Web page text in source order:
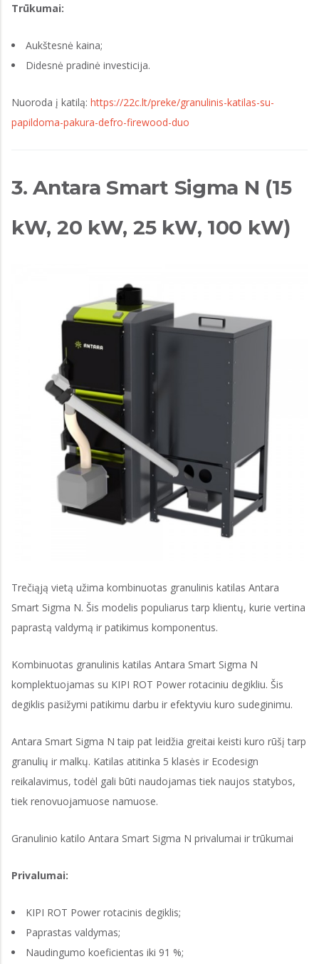
Trūkumai:
Aukštesnė kaina;
Didesnė pradinė investicija.
Nuoroda į katilą: https://22c.lt/preke/granulinis-katilas-su-
papildoma-pakura-defro-firewood-duo
3. Antara Smart Sigma N (15
kW, 20 kW, 25 kW, 100 kW)
Trečiąją vietą užima kombinuotas granulinis katilas Antara
Smart Sigma N. Šis modelis populiarus tarp klientų, kurie vertina
paprastą valdymą ir patikimus komponentus.
Kombinuotas granulinis katilas Antara Smart Sigma N
komplektuojamas su KIPI ROT Power rotaciniu degikliu. Šis
degiklis pasižymi patikimu darbu ir efektyviu kuro sudeginimu.
Antara Smart Sigma N taip pat leidžia greitai keisti kuro rūšį tarp
granulių ir malkų. Katilas atitinka 5 klasės ir Ecodesign
reikalavimus, todėl gali būti naudojamas tiek naujos statybos,
tiek renovuojamuose namuose.
Granulinio katilo Antara Smart Sigma N privalumai ir trūkumai
Privalumai:
KIPI ROT Power rotacinis degiklis;
Paprastas valdymas;
Naudingumo koeficientas iki 91 %;